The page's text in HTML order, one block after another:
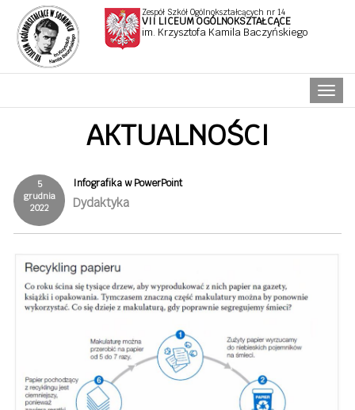
Zespół Szkół Ogólnokształcących nr 14
VII LICEUM OGÓLNOKSZTAŁCĄCE
im. Krzysztofa Kamila Baczyńskiego
AKTUALNOŚCI
5
grudnia
2022
Infografika w PowerPoint
Dydaktyka